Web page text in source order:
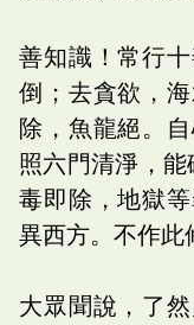
善知識！常行
倒；去貪欲，
除，魚龍絕。
照六門清淨，
毒即除，地獄
異西方。不作此
大眾聞說，了